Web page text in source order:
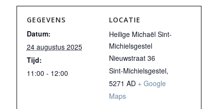
GEGEVENS
Datum:
24 augustus 2025
Tijd:
11:00 - 12:00
LOCATIE
Heilige Michaël Sint-
Michielsgestel
Nieuwstraat 36
Sint-Michielsgestel,
5271 AD + Google
Maps